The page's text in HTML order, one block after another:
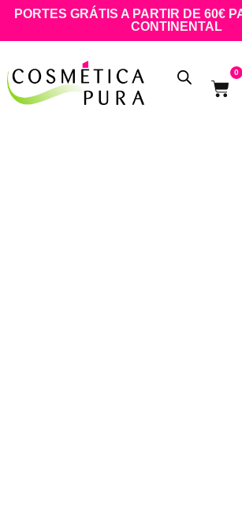
PORTES GRÁTIS A PARTIR DE 60€
CONTINENTAL
0